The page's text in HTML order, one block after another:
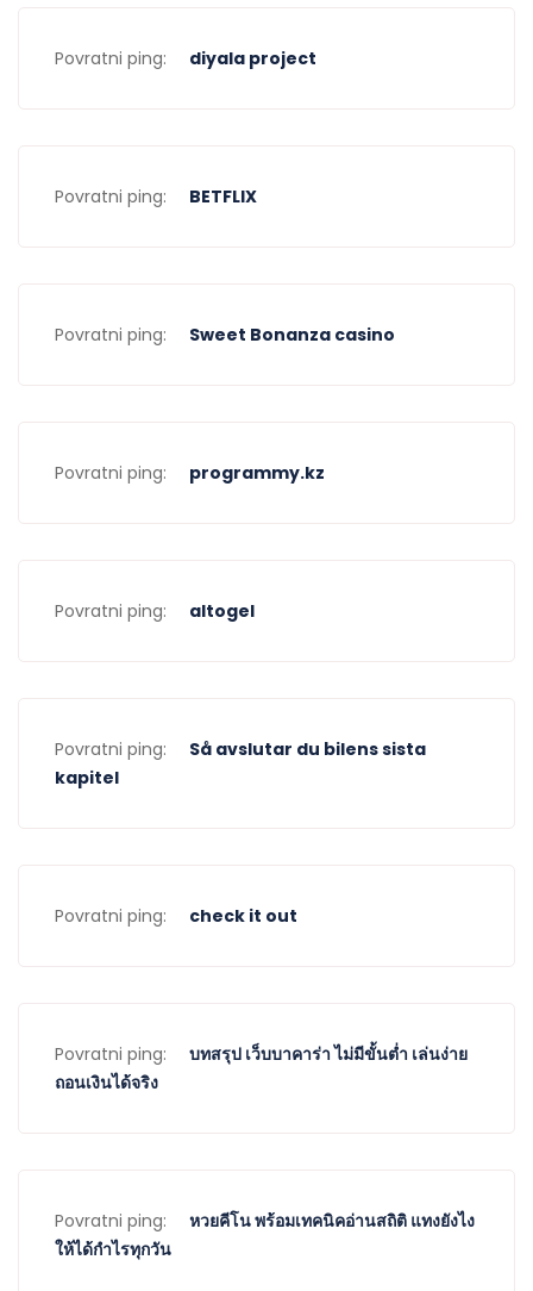
Povratni ping: diyala project
Povratni ping: BETFLIX
Povratni ping: Sweet Bonanza casino
Povratni ping: programmy.kz
Povratni ping: altogel
Povratni ping:
Så avslutar du bilens sista
kapitel
Povratni ping: check it out
Povratni ping:
บทสรุป เว็บบาคาร่า ไม่มีขั้นต่ำ เล่นง่าย
ถอนเงินได้จริง
Povratni ping:
หวยคีโน พร้อมเทคนิคอ่านสถิติ แทงยังไง
ให้ได้กำไรทุกวัน